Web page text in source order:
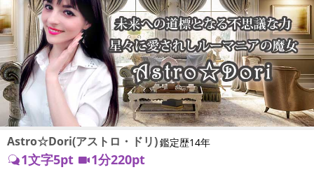
Astro☆Dori(アストロ・ドリ)鑑定歴14年
1文字5pt
1分220pt